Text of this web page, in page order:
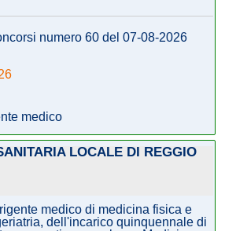
numero 60 del 07-08-2026
medico
LOCALE DI REGGIO
medico di medicina fisica e
dell'incarico quinquennale di